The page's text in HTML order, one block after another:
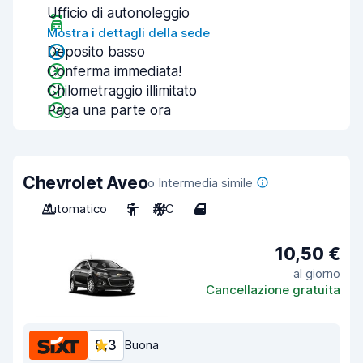
Ufficio di autonoleggio
Mostra i dettagli della sede
Deposito basso
Conferma immediata!
Chilometraggio illimitato
Paga una parte ora
Chevrolet Aveoo Intermedia simile
Automatico
5 A/C 4
10,50 €
al giorno
Cancellazione gratuita
8,3 Buona